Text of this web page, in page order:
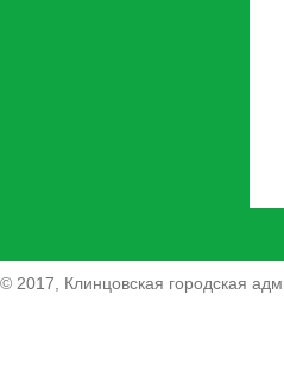
© 2017, Клинцовская городская